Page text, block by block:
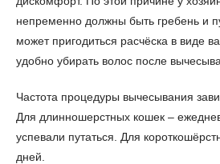
непременно должны быть гребень и
может пригодиться расчёска в виде
удобно убирать волос после
Частота процедуры вычесывания
Для длинношерстных кошек –
успевали путаться. Для
дней.